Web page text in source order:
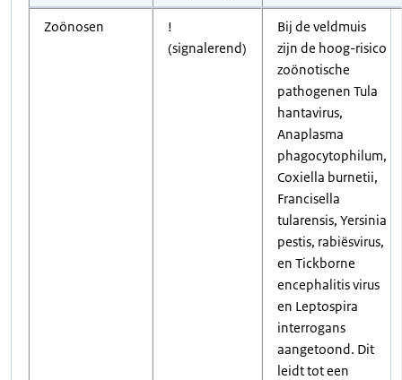
Zoönosen
!
(signalerend)
Bij de veldmuis
zijn de hoog-risico
zoönotische
pathogenen Tula
hantavirus,
Anaplasma
phagocytophilum,
Coxiella burnetii,
Francisella
tularensis, Yersinia
pestis, rabiësvirus,
en Tickborne
encephalitis virus
en Leptospira
interrogans
aangetoond. Dit
leidt tot een